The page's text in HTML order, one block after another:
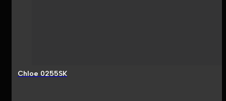
Chloe 0255SK